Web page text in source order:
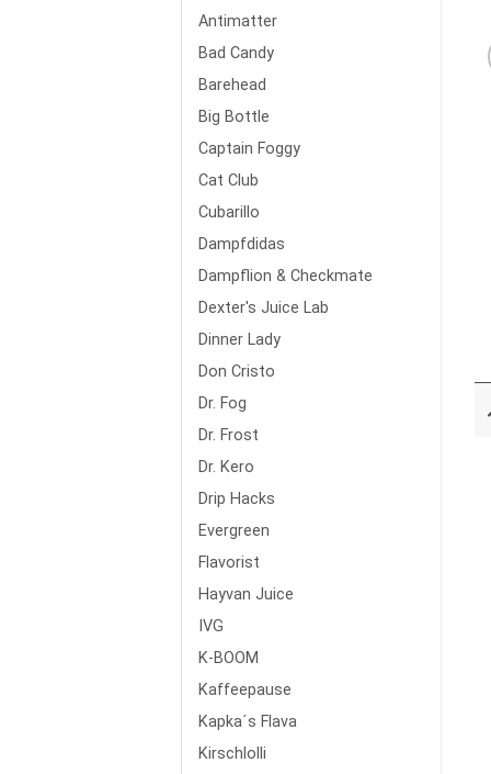
Antimatter
Bad Candy
Barehead
Big Bottle
Captain Foggy
Cat Club
Cubarillo
Dampfdidas
Dampflion & Checkmate
Dexter's Juice Lab
Dinner Lady
Don Cristo
Dr. Fog
Dr. Frost
Dr. Kero
Drip Hacks
Evergreen
Flavorist
Hayvan Juice
IVG
K-BOOM
Kaffeepause
Kapka´s Flava
Kirschlolli